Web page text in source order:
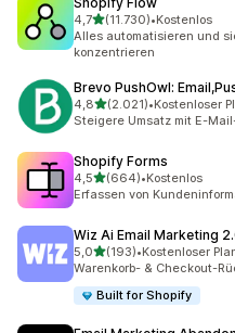
4,7von 5 Sternen
(11.730)
11730 Rezensionen
•Kostenlos
Alles automatisieren und
konzentrieren
Brevo PushOwl:
4,8von 5 Sternen
(2.021)
2021 Rezensionen
•Kostenloser
Steigere Umsatz mit E-
Shopify Forms
4,5von 5 Sternen
(664)
664 Rezensionen insgesamt
•Kostenlos
Erfassen von
Wiz Ai Email Marketing
5,0von 5 Sternen
(193)
193 Rezensionen
•Kostenloser
Warenkorb- & Checkout-
Built for Shopify